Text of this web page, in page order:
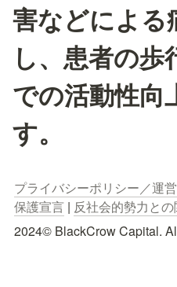
害などによる
し、患者の歩
での活動性向
す。
プライバシーポリシー／運
保護宣言 | 反社会的勢力と
2024© BlackCrow Capital.